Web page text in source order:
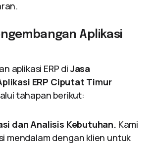
Aplikasi
aplikasi ERP diJasa
ERP Ciputat Timur
tahapan berikut:
dan Analisis Kebutuhan. Kami
mendalam dengan klien untuk